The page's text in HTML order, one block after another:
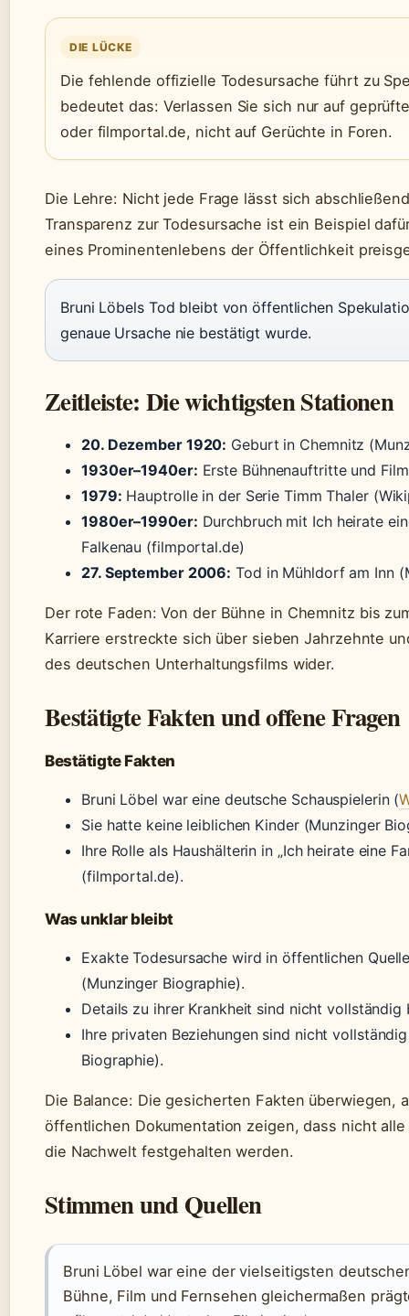
DIE LÜCKE
Die fehlende offizielle Todesursache führt zu
bedeutet das: Verlassen Sie sich nur auf
oder filmportal.de, nicht auf Gerüchte in Foren.
Die Lehre: Nicht jede Frage lässt sich
Transparenz zur Todesursache ist ein Beispiel
eines Prominentenlebens der Öffentlichkeit
Bruni Löbels Tod bleibt von öffentlichen
genaue Ursache nie bestätigt wurde.
Zeitleiste: Die wichtigsten Stationen
20. Dezember 1920: Geburt in Chemnitz
1930er–1940er: Erste Bühnenauftritte und
1979: Hauptrolle in der Serie Timm Thaler
1980er–1990er: Durchbruch mit Ich heirate
Falkenau (filmportal.de)
27. September 2006: Tod in Mühldorf am Inn
Der rote Faden: Von der Bühne in Chemnitz bis
Karriere erstreckte sich über sieben Jahrzehnte
des deutschen Unterhaltungsfilms wider.
Bestätigte Fakten und offene Fragen
Bestätigte Fakten
Bruni Löbel war eine deutsche Schauspielerin (
Sie hatte keine leiblichen Kinder (Munzinger
Ihre Rolle als Haushälterin in „Ich heirate eine
(filmportal.de).
Was unklar bleibt
Exakte Todesursache wird in öffentlichen
(Munzinger Biographie).
Details zu ihrer Krankheit sind nicht
Ihre privaten Beziehungen sind nicht
Biographie).
Die Balance: Die gesicherten Fakten überwiegen,
öffentlichen Dokumentation zeigen, dass nicht
die Nachwelt festgehalten werden.
Stimmen und Quellen
Bruni Löbel war eine der vielseitigsten
Bühne, Film und Fernsehen gleichermaßen